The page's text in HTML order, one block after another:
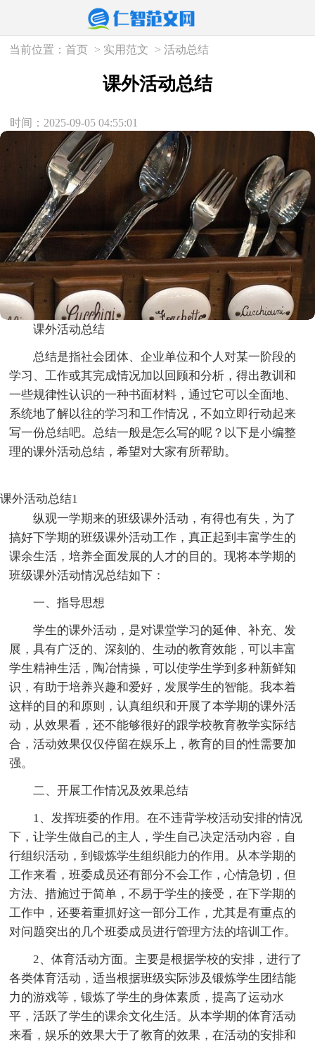
当前位置：首页 > 实用范文 >活动总结
课外活动总结
时间：2025-09-05 04:55:01
课外活动总结
总结是指社会团体、企业单位和个人对某一阶段的
学习、工作或其完成情况加以回顾和分析，得出教训和
一些规律性认识的一种书面材料，通过它可以全面地、
系统地了解以往的学习和工作情况，不如立即行动起来
写一份总结吧。总结一般是怎么写的呢？以下是小编整
理的课外活动总结，希望对大家有所帮助。
课外活动总结1
纵观一学期来的班级课外活动，有得也有失，为了
搞好下学期的班级课外活动工作，真正起到丰富学生的
课余生活，培养全面发展的人才的目的。现将本学期的
班级课外活动情况总结如下：
一、指导思想
学生的课外活动，是对课堂学习的延伸、补充、发
展，具有广泛的、深刻的、生动的教育效能，可以丰富
学生精神生活，陶冶情操，可以使学生学到多种新鲜知
识，有助于培养兴趣和爱好，发展学生的智能。我本着
这样的目的和原则，认真组织和开展了本学期的课外活
动，从效果看，还不能够很好的跟学校教育教学实际结
合，活动效果仅仅停留在娱乐上，教育的目的性需要加
强。
二、开展工作情况及效果总结
1、发挥班委的作用。在不违背学校活动安排的情况
下，让学生做自己的主人，学生自己决定活动内容，自
行组织活动，到锻炼学生组织能力的作用。从本学期的
工作来看，班委成员还有部分不会工作，心情急切，但
方法、措施过于简单，不易于学生的接受，在下学期的
工作中，还要着重抓好这一部分工作，尤其是有重点的
对问题突出的几个班委成员进行管理方法的培训工作。
2、体育活动方面。主要是根据学校的安排，进行了
各类体育活动，适当根据班级实际涉及锻炼学生团结能
力的游戏等，锻炼了学生的身体素质，提高了运动水
平，活跃了学生的课余文化生活。从本学期的体育活动
来看，娱乐的效果大于了教育的效果，在活动的安排和